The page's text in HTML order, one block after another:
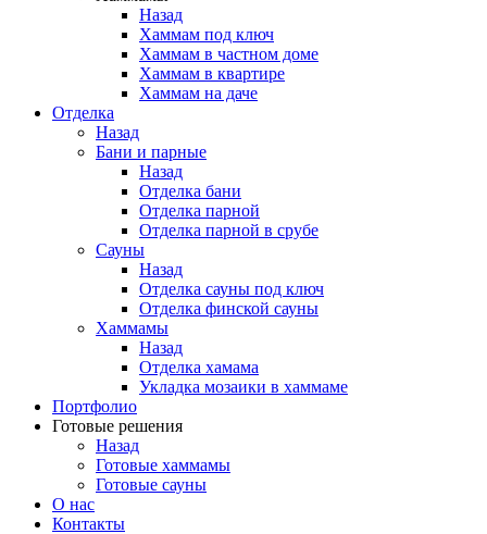
Назад
Хаммам под ключ
Хаммам в частном доме
Хаммам в квартире
Хаммам на даче
Отделка
Назад
Бани и парные
Назад
Отделка бани
Отделка парной
Отделка парной в срубе
Сауны
Назад
Отделка сауны под ключ
Отделка финской сауны
Хаммамы
Назад
Отделка хамама
Укладка мозаики в хаммаме
Портфолио
Готовые решения
Назад
Готовые хаммамы
Готовые сауны
О нас
Контакты